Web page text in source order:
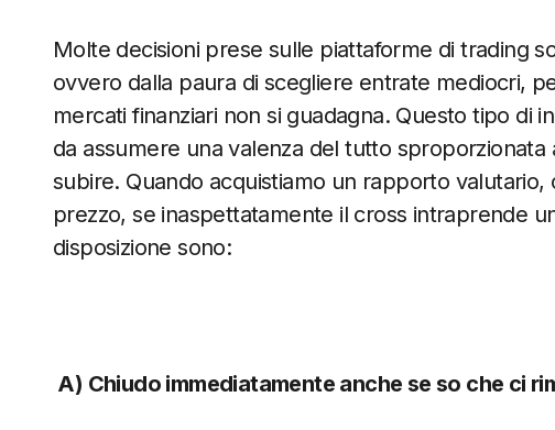
Molte decisioni prese sulle piattaforme di trading
ovvero dalla paura di scegliere entrate mediocri,
mercati finanziari non si guadagna. Questo tipo di
da assumere una valenza del tutto
subire. Quando acquistiamo un rapporto valutario,
prezzo, se inaspettatamente il cross intraprende
disposizione sono:
A) Chiudo immediatamente anche se so che ci